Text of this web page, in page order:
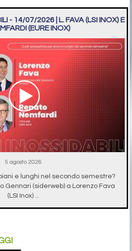
- 14/07/2026 | L. FAVA (LSI INOX) E
(EURE INOX)
5 agosto 2026
e lunghi nel secondo semestre?
Gennari (siderweb) a Lorenzo Fava
(LSI Inox) ...